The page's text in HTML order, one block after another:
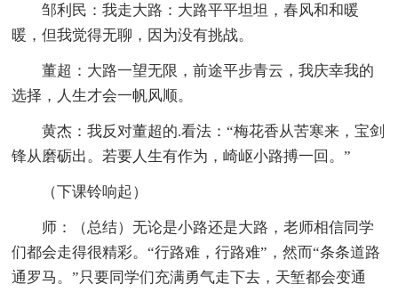
邹利民：我走大路：大路平平坦坦，春风和和暖
暖，但我觉得无聊，因为没有挑战。
董超：大路一望无限，前途平步青云，我庆幸我的
选择，人生才会一帆风顺。
黄杰：我反对董超的.看法：“梅花香从苦寒来，宝剑
锋从磨砺出。若要人生有作为，崎岖小路搏一回。”
（下课铃响起）
师：（总结）无论是小路还是大路，老师相信同学
们都会走得很精彩。“行路难，行路难”，然而“条条道路
通罗马。”只要同学们充满勇气走下去，天堑都会变通